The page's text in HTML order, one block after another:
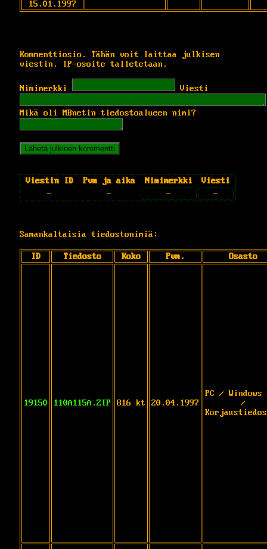
15.01.1997
Kommenttiosio. Tähän voit laittaa julkisen
viestin. IP-osoite talletetaan.
Nimimerkki Viesti
Mikä oli MBnetin tiedostoalueen nimi?
Viestin ID Pvm ja aika Nimimerkki
Viesti
-
- - -
Samankaltaisia tiedostonimiä:
ID Tiedosto Koko Pvm. Osasto
19150 110A115A.ZIP 816 kt 20.04.1997
PC /
/